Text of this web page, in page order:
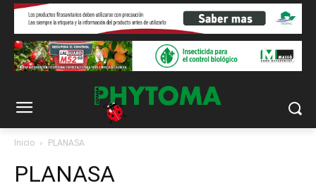
Inicio PLANASA
PLANASA